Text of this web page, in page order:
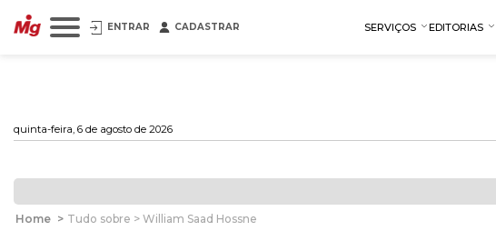
ENTRAR CADASTRAR SERVIÇOS EDITORIAS
quinta-feira, 6 de agosto de 2026
Home > Tudo sobre > William Saad Hossne